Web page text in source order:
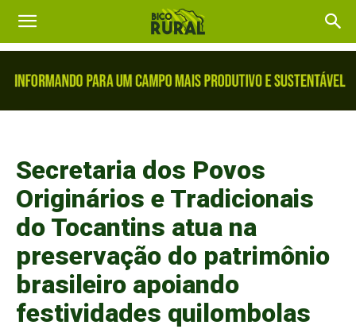
Secretaria dos Povos
Originários e Tradicionais
do Tocantins atua na
preservação do patrimônio
brasileiro apoiando
festividades quilombolas